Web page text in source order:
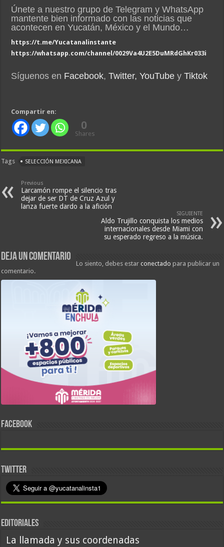
Únete a nuestro grupo de Telegram y WhatsApp
mantente bien informado con las noticias que
acontecen en Yucatán, México y el Mundo…
https://t.me/Yucatanalinstante
https://whatsapp.com/channel/0029Va4U2E5DuMRdGhKr033i
Síguenos en Facebook,Twitter, YouTube yTiktok
Compartir en:
0
Shares
Tags SELECCIÓN MEXICANA
Previous
Larcamón rompe el silencio tras
dejar de ser DT de Cruz Azul y
lanza fuerte dardo a la afición
SIGUIENTE
Aldo Trujillo conquista los medios
internacionales desde Miami con
su esperado regreso a la música.
Deja un comentario
Lo siento, debes estarconectado para publicar un
comentario.
FACEBOOK
TWITTER
EDITORIALES
La llamada y sus coordenadas